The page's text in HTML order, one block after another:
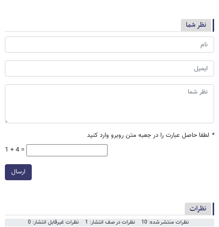
نظر شما
* لطفا حاصل عبارت را در جعبه متن روبرو وارد کنید
1 + 4 =
ارسال
نظرات
نظرات منتشر شده: 10 نظرات در صف انتشار: 1 نظرات غیرقابل انتشار: 0